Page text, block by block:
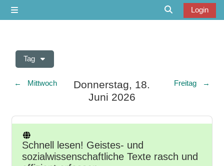
Login
Tag
← Mittwoch
Donnerstag, 18.
Juni 2026
Freitag →
Schnell lesen! Geistes- und
sozialwissenschaftliche Texte rasch und